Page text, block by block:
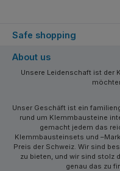
Safe shopping
About us
Unsere Leidenschaft ist der
Unser Geschäft ist ein
rund um Klemmbausteine
gemacht jedem das
Klemmbausteinsets und
Preis der Schweiz. Wir sind
zu bieten, und wir sind stolz
genau das zu